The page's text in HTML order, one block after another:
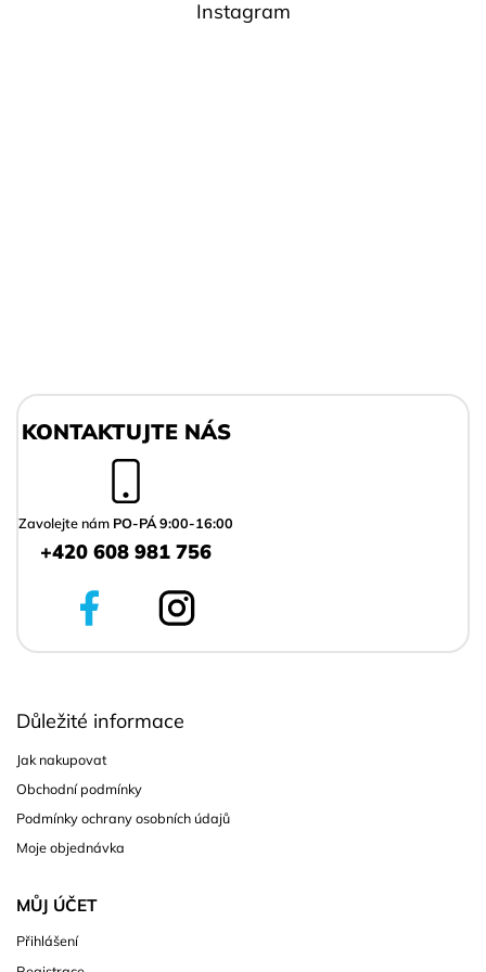
Instagram
KONTAKTUJTE NÁS
Zavolejte nám PO-PÁ 9:00-16:00
+420 608 981 756
Důležité informace
Jak nakupovat
Obchodní podmínky
Podmínky ochrany osobních údajů
Moje objednávka
MŮJ ÚČET
Přihlášení